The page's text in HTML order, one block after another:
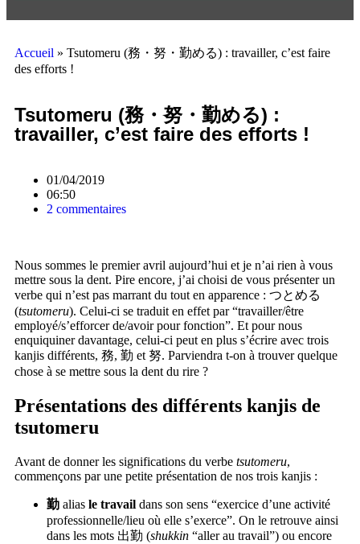
Accueil » Tsutomeru (務・努・勤める) : travailler, c’est faire
des efforts !
Tsutomeru (務・努・勤める) :
travailler, c’est faire des efforts !
01/04/2019
06:50
2 commentaires
Nous sommes le premier avril aujourd’hui et je n’ai rien à vous
mettre sous la dent. Pire encore, j’ai choisi de vous présenter un
verbe qui n’est pas marrant du tout en apparence : つとめる
(tsutomeru). Celui-ci se traduit en effet par “travailler/être
employé/s’efforcer de/avoir pour fonction”. Et pour nous
enquiquiner davantage, celui-ci peut en plus s’écrire avec trois
kanjis différents, 務, 勤 et 努. Parviendra t-on à trouver quelque
chose à se mettre sous la dent du rire ?
Présentations des différents kanjis de
tsutomeru
Avant de donner les significations du verbe tsutomeru,
commençons par une petite présentation de nos trois kanjis :
勤 alias le travail dans son sens “exercice d’une activité
professionnelle/lieu où elle s’exerce”. On le retrouve ainsi
dans les mots 出勤 (shukkin “aller au travail”) ou encore